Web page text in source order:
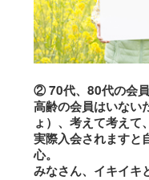
② 70代、80代の会
高齢の会員はいない
ょ）、考えて考えて
実際入会されますと
心。
みなさん、イキイキ